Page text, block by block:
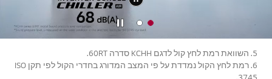
ה
ויד
או
תפסיק
5. השוואת רמת לחץ קול לדגם KCHH סדרה 60RT.
6. רמת לחץ הקול נמדדת על פי המצב המדורג בחדרי הקול לפי תקן ISO